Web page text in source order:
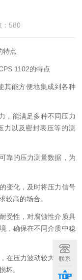
：580
特点
其能方便地集成到各种
，能满足多种不同压力
力以及密封表压等的测
靠的压力测量数据，为
变化，及时将压力信号
较高的场合。
受性，对腐蚀性介质具
，确保在不同介质中稳
在压力波动较大的情况
坏。
联系